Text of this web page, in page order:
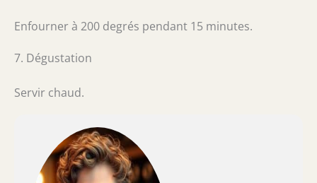
Enfourner à 200 degrés pendant 15 minutes.
7. Dégustation
Servir chaud.